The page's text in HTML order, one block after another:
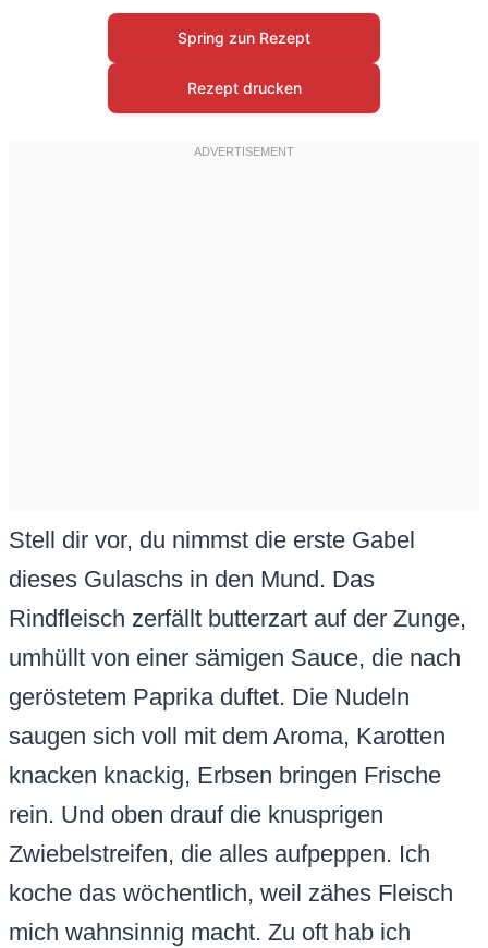
Spring zun Rezept
Rezept drucken
Stell dir vor, du nimmst die erste Gabel
dieses Gulaschs in den Mund. Das
Rindfleisch zerfällt butterzart auf der Zunge,
umhüllt von einer sämigen Sauce, die nach
geröstetem Paprika duftet. Die Nudeln
saugen sich voll mit dem Aroma, Karotten
knacken knackig, Erbsen bringen Frische
rein. Und oben drauf die knusprigen
Zwiebelstreifen, die alles aufpeppen. Ich
koche das wöchentlich, weil zähes Fleisch
mich wahnsinnig macht. Zu oft hab ich